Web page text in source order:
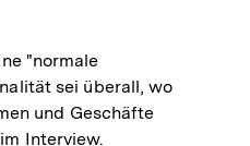
"normale
sei überall, wo
und Geschäfte
Interview.